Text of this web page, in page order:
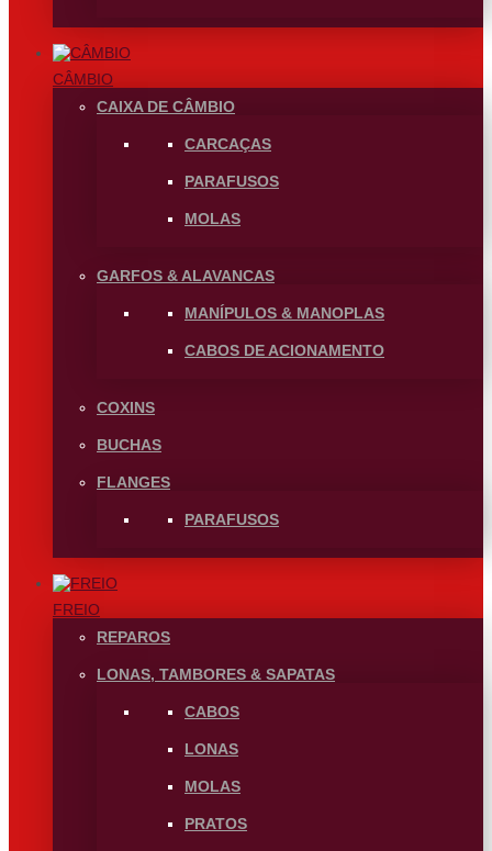
CÂMBIO
CAIXA DE CÂMBIO
CARCAÇAS
PARAFUSOS
MOLAS
GARFOS & ALAVANCAS
MANÍPULOS & MANOPLAS
CABOS DE ACIONAMENTO
COXINS
BUCHAS
FLANGES
PARAFUSOS
FREIO
REPAROS
LONAS, TAMBORES & SAPATAS
CABOS
LONAS
MOLAS
PRATOS